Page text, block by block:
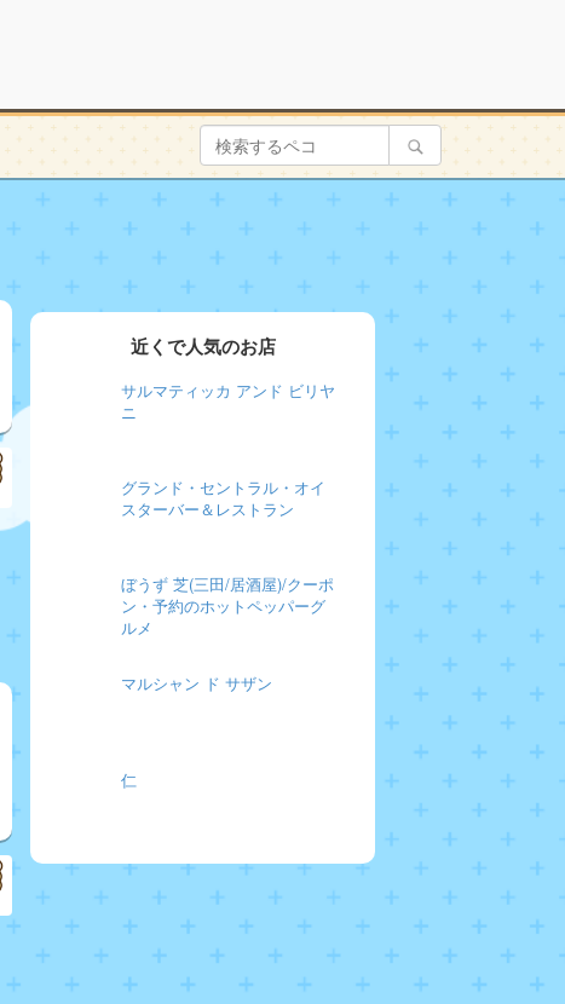
近くで人気のお店
サルマティッカ アンド ビリヤ
ニ
グランド・セントラル・オイ
スターバー＆レストラン
ぼうず 芝(三田/居酒屋)/クーポ
ン・予約のホットペッパーグ
ルメ
マルシャン ド サザン
仁